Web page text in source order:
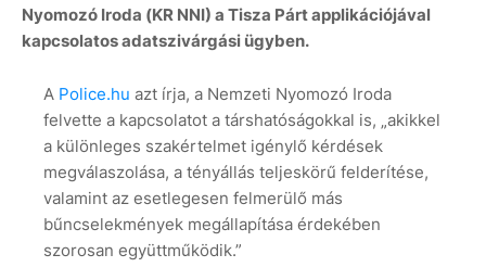
Nyomozó Iroda (KR NNI) a Tisza Párt applikációjával
kapcsolatos adatszivárgási ügyben.
A Police.hu azt írja, a Nemzeti Nyomozó Iroda
felvette a kapcsolatot a társhatóságokkal is, „akikkel
a különleges szakértelmet igénylő kérdések
megválaszolása, a tényállás teljeskörű felderítése,
valamint az esetlegesen felmerülő más
bűncselekmények megállapítása érdekében
szorosan együttműködik.”